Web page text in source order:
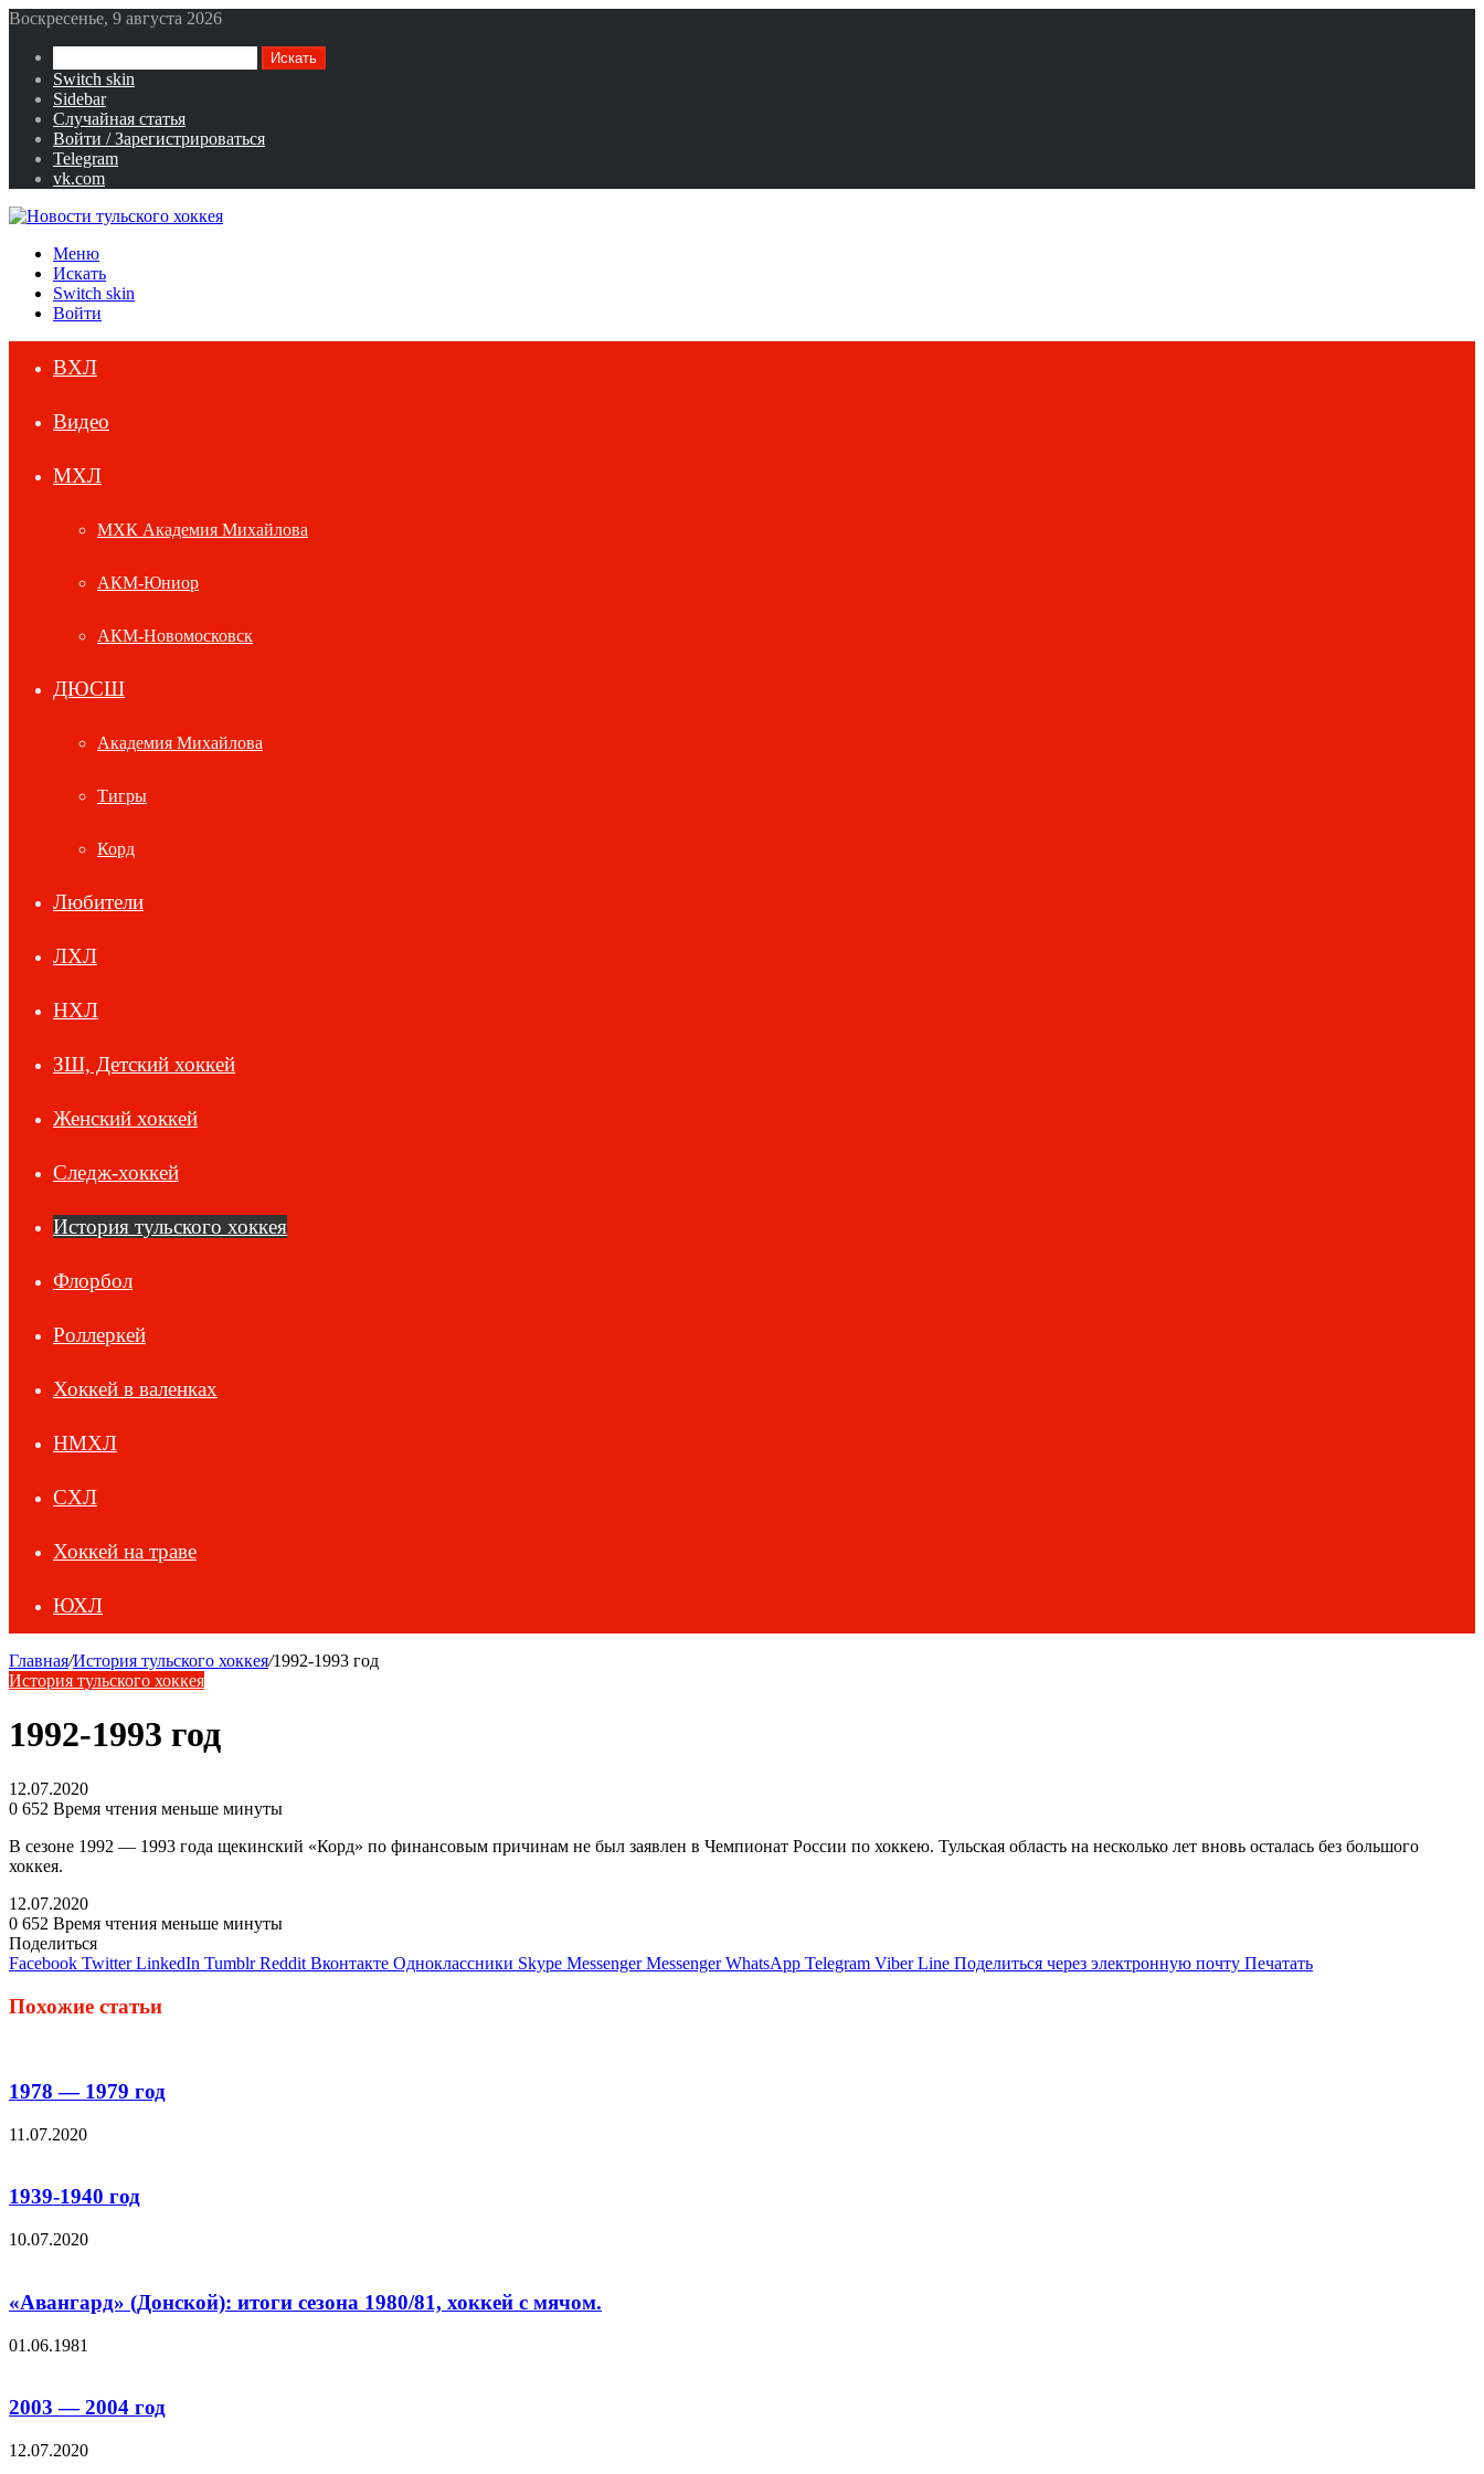
Воскресенье, 9 августа 2026
Искать
Switch skin
Sidebar
Случайная статья
Войти / Зарегистрироваться
Telegram
vk.com
Меню
Искать
Switch skin
Войти
ВХЛ
Видео
МХЛ
МХК Академия Михайлова
АКМ-Юниор
АКМ-Новомосковск
ДЮСШ
Академия Михайлова
Тигры
Корд
Любители
ЛХЛ
НХЛ
ЗШ, Детский хоккей
Женский хоккей
Следж-хоккей
История тульского хоккея
Флорбол
Роллеркей
Хоккей в валенках
НМХЛ
СХЛ
Хоккей на траве
ЮХЛ
Главная/История тульского хоккея/1992-1993 год
История тульского хоккея
1992-1993 год
12.07.2020
0 652 Время чтения меньше минуты
В сезоне 1992 — 1993 года щекинский «Корд» по финансовым причинам не был заявлен в Чемпионат России по хоккею. Тульская область на несколько лет вновь осталась без большого
хоккея.
12.07.2020
0 652 Время чтения меньше минуты
Поделиться
Facebook Twitter LinkedIn Tumblr Reddit Вконтакте Одноклассники Skype Messenger Messenger WhatsApp Telegram Viber Line Поделиться через электронную почту Печатать
Похожие статьи
1978 — 1979 год
11.07.2020
1939-1940 год
10.07.2020
«Авангард» (Донской): итоги сезона 1980/81, хоккей с мячом.
01.06.1981
2003 — 2004 год
12.07.2020